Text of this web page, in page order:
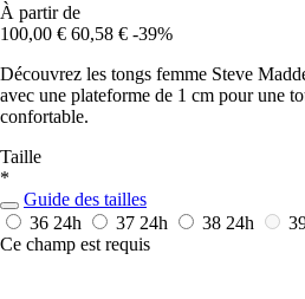
À partir de
100,00 € 60,58 € -39%
Découvrez les tongs femme Steve
avec une plateforme de 1 cm pour une
confortable.
Taille
*
Guide des tailles
36 24h 37 24h 38 24h
Ce champ est requis